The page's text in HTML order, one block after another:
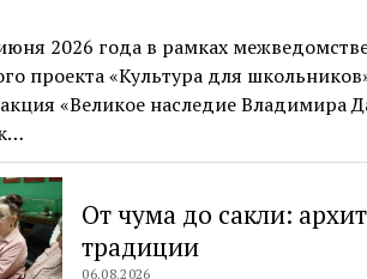
2026 года в рамках
проекта «Культура для
«Великое наследие Владимира
От чума до сакли:
традиции
06.08.2026